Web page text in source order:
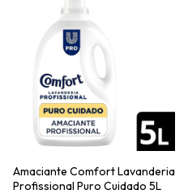
Amaciante Comfort Lavanderia
Profissional Puro Cuidado 5L